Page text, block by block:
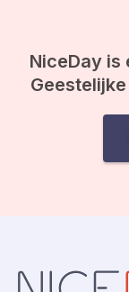
NiceDay is